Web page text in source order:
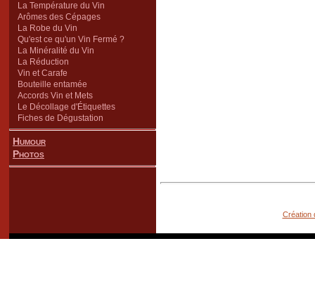
La Température du Vin
Arômes des Cépages
La Robe du Vin
Qu'est ce qu'un Vin Fermé ?
La Minéralité du Vin
La Réduction
Vin et Carafe
Bouteille entamée
Accords Vin et Mets
Le Décollage d'Étiquettes
Fiches de Dégustation
Humour
Photos
Création